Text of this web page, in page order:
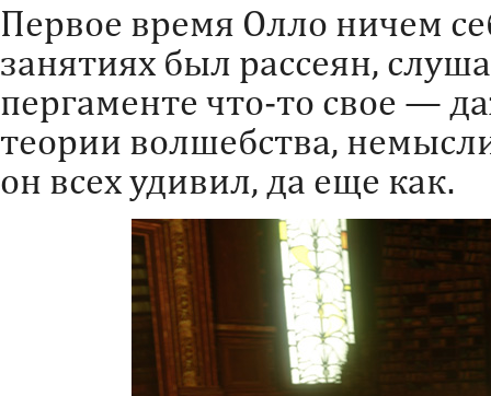
Первое время Олло ничем
занятиях был рассеян,
пергаменте что-то свое —
теории волшебства,
он всех удивил, да еще как.